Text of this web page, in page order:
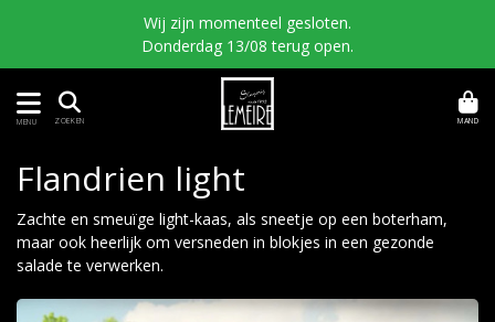
Wij zijn momenteel gesloten.
Donderdag 13/08 terug open.
MENU ZOEKEN MAND
Flandrien light
Zachte en smeuïge light-kaas, als sneetje op een boterham,
maar ook heerlijk om versneden in blokjes in een gezonde
salade te verwerken.